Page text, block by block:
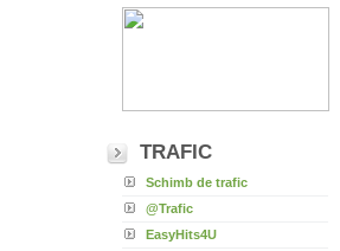
TRAFIC
Schimb de trafic
@Trafic
EasyHits4U